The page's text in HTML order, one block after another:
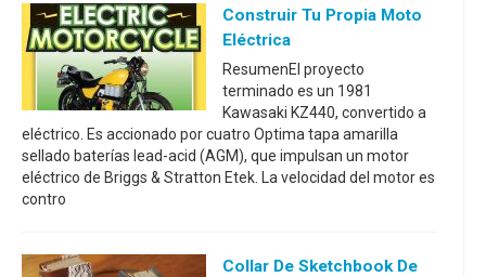
Construir Tu Propia Moto
Eléctrica
ResumenEl proyecto
terminado es un 1981
Kawasaki KZ440, convertido a
eléctrico. Es accionado por cuatro Optima tapa amarilla
sellado baterías lead-acid (AGM), que impulsan un motor
eléctrico de Briggs & Stratton Etek. La velocidad del motor es
contro
Collar De Sketchbook De